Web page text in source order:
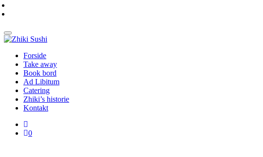
Forside
Take away
Book bord
Ad Libitum
Catering
Zhiki’s historie
Kontakt
0